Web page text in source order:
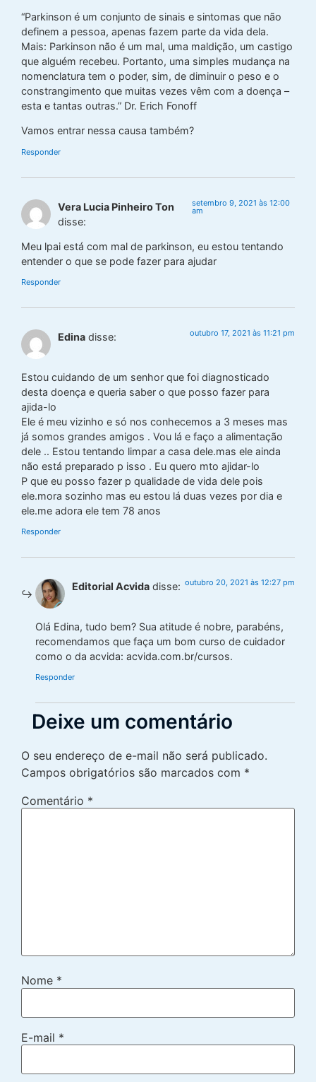
“Parkinson é um conjunto de sinais e sintomas que não
definem a pessoa, apenas fazem parte da vida dela.
Mais: Parkinson não é um mal, uma maldição, um castigo
que alguém recebeu. Portanto, uma simples mudança na
nomenclatura tem o poder, sim, de diminuir o peso e o
constrangimento que muitas vezes vêm com a doença –
esta e tantas outras.” Dr. Erich Fonoff
Vamos entrar nessa causa também?
Responder
Vera Lucia Pinheiro Ton
disse:
setembro 9, 2021 às 12:00
am
Meu lpai está com mal de parkinson, eu estou tentando
entender o que se pode fazer para ajudar
Responder
Edina disse: outubro 17, 2021 às 11:21 pm
Estou cuidando de um senhor que foi diagnosticado
desta doença e queria saber o que posso fazer para
ajida-lo
Ele é meu vizinho e só nos conhecemos a 3 meses mas
já somos grandes amigos . Vou lá e faço a alimentação
dele .. Estou tentando limpar a casa dele.mas ele ainda
não está preparado p isso . Eu quero mto ajidar-lo
P que eu posso fazer p qualidade de vida dele pois
ele.mora sozinho mas eu estou lá duas vezes por dia e
ele.me adora ele tem 78 anos
Responder
Editorial Acvida disse: outubro 20, 2021 às 12:27 pm
Olá Edina, tudo bem? Sua atitude é nobre, parabéns,
recomendamos que faça um bom curso de cuidador
como o da acvida: acvida.com.br/cursos.
Responder
Deixe um comentário
O seu endereço de e-mail não será publicado.
Campos obrigatórios são marcados com *
Comentário *
Nome *
E-mail *